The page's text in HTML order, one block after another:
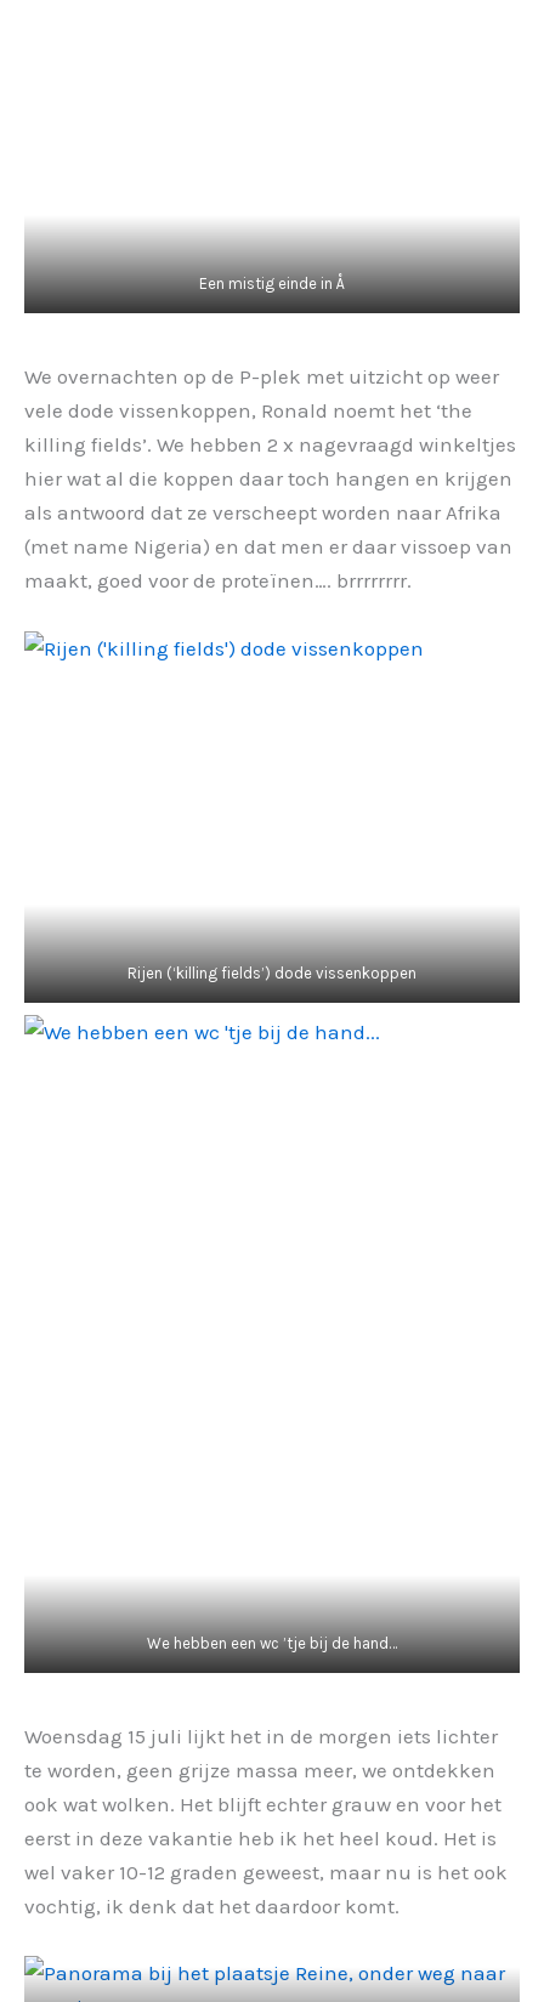
Een mistig einde in Å
We overnachten op de P-plek met uitzicht op weer
vele dode vissenkoppen, Ronald noemt het ‘the
killing fields’. We hebben 2 x nagevraagd winkeltjes
hier wat al die koppen daar toch hangen en krijgen
als antwoord dat ze verscheept worden naar Afrika
(met name Nigeria) en dat men er daar vissoep van
maakt, goed voor de proteïnen…. brrrrrrrr.
Rijen (‘killing fields’) dode vissenkoppen
We hebben een wc ’tje bij de hand…
Woensdag 15 juli lijkt het in de morgen iets lichter
te worden, geen grijze massa meer, we ontdekken
ook wat wolken. Het blijft echter grauw en voor het
eerst in deze vakantie heb ik het heel koud. Het is
wel vaker 10-12 graden geweest, maar nu is het ook
vochtig, ik denk dat het daardoor komt.